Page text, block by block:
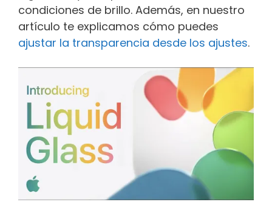
condiciones de brillo. Además, en nuestro
artículo te explicamos cómo puedes
ajustar la transparencia desde los ajustes.